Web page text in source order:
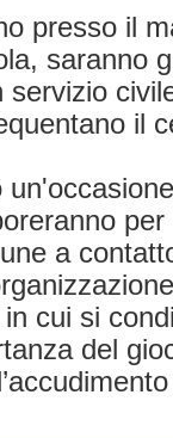
presso il
saranno
il
a
cui si
del